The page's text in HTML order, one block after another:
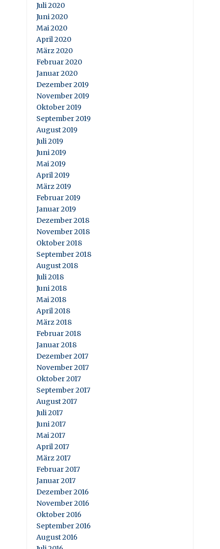
Juli 2020
Juni 2020
Mai 2020
April 2020
März 2020
Februar 2020
Januar 2020
Dezember 2019
November 2019
Oktober 2019
September 2019
August 2019
Juli 2019
Juni 2019
Mai 2019
April 2019
März 2019
Februar 2019
Januar 2019
Dezember 2018
November 2018
Oktober 2018
September 2018
August 2018
Juli 2018
Juni 2018
Mai 2018
April 2018
März 2018
Februar 2018
Januar 2018
Dezember 2017
November 2017
Oktober 2017
September 2017
August 2017
Juli 2017
Juni 2017
Mai 2017
April 2017
März 2017
Februar 2017
Januar 2017
Dezember 2016
November 2016
Oktober 2016
September 2016
August 2016